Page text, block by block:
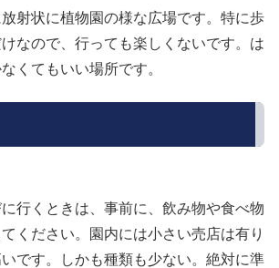
射状に植物園の様な広場です。特に歩
なので、行っても楽しくないです。は
くてもいい場所です。
行くときは、事前に、飲み物や食べ物
ください。園内には小さい売店は有り
です。しかも種類も少ない。絶対に準